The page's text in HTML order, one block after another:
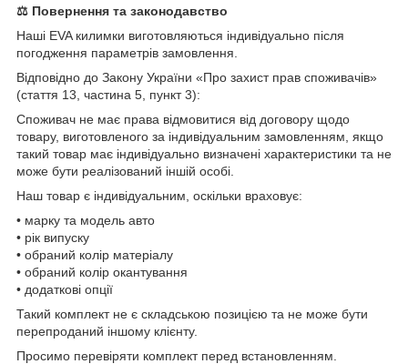
⚖ Повернення та законодавство
Наші EVA килимки виготовляються індивідуально після
погодження параметрів замовлення.
Відповідно до Закону України «Про захист прав споживачів»
(стаття 13, частина 5, пункт 3):
Споживач не має права відмовитися від договору щодо
товару, виготовленого за індивідуальним замовленням, якщо
такий товар має індивідуально визначені характеристики та не
може бути реалізований іншій особі.
Наш товар є індивідуальним, оскільки враховує:
• марку та модель авто
• рік випуску
• обраний колір матеріалу
• обраний колір окантування
• додаткові опції
Такий комплект не є складською позицією та не може бути
перепроданий іншому клієнту.
Просимо перевіряти комплект перед встановленням.